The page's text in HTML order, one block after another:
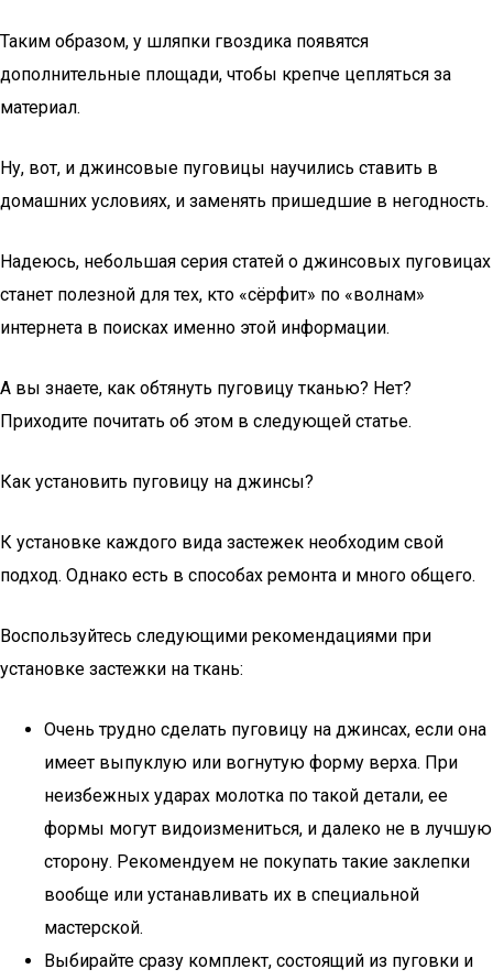
Таким образом, у шляпки гвоздика появятся
дополнительные площади, чтобы крепче цепляться за
материал.
Ну, вот, и джинсовые пуговицы научились ставить в
домашних условиях, и заменять пришедшие в негодность.
Надеюсь, небольшая серия статей о джинсовых пуговицах
станет полезной для тех, кто «сёрфит» по «волнам»
интернета в поисках именно этой информации.
А вы знаете, как обтянуть пуговицу тканью? Нет?
Приходите почитать об этом в следующей статье.
Как установить пуговицу на джинсы?
К установке каждого вида застежек необходим свой
подход. Однако есть в способах ремонта и много общего.
Воспользуйтесь следующими рекомендациями при
установке застежки на ткань:
Очень трудно сделать пуговицу на джинсах, если она
имеет выпуклую или вогнутую форму верха. При
неизбежных ударах молотка по такой детали, ее
формы могут видоизмениться, и далеко не в лучшую
сторону. Рекомендуем не покупать такие заклепки
вообще или устанавливать их в специальной
мастерской.
Выбирайте сразу комплект, состоящий из пуговки и